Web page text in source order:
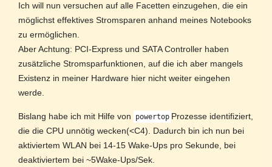
Ich will nun versuchen auf alle Facetten einzugehen, die ein
möglichst effektives Stromsparen anhand meines Notebooks
zu ermöglichen.
Aber Achtung: PCI-Express und SATA Controller haben
zusätzliche Stromsparfunktionen, auf die ich aber mangels
Existenz in meiner Hardware hier nicht weiter eingehen
werde.
Bislang habe ich mit Hilfe von powertop Prozesse identifiziert,
die die CPU unnötig wecken(<C4). Dadurch bin ich nun bei
aktiviertem WLAN bei 14-15 Wake-Ups pro Sekunde, bei
deaktiviertem bei ~5Wake-Ups/Sek.